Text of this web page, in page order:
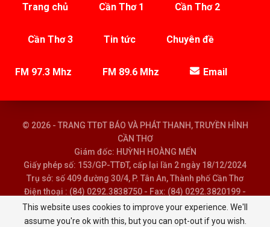
Trang chủ Cần Thơ 1 Cần Thơ 2
Cần Thơ 3 Tin tức Chuyên đề
FM 97.3 Mhz FM 89.6 Mhz Email
© 2026 - TRANG TTĐT BÁO VÀ PHÁT THANH, TRUYỀN HÌNH
CẦN THƠ
Giám đốc: HUỲNH HOÀNG MẾN
Giấy phép số: 153/GP-TTĐT, cấp lại lần 2 ngày 18/12/2024
Trụ sở: số 409 đường 30/4, P. Tân An, Thành phố Cần Thơ
Điện thoại : (84) 0292.3838750 - Fax: (84) 0292.3820199 -
Email : baoptth@cantho.gov.vn
This website uses cookies to improve your experience. We'll
assume you're ok with this, but you can opt-out if you wish.